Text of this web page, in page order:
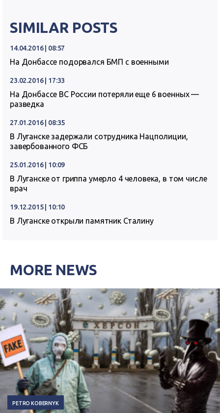
SIMILAR POSTS
14.04.2016 | 08:57
На Донбассе подорвался БМП с военными
23.02.2016 | 17:33
На Донбассе ВС России потеряли еще 6 военных —
разведка
27.01.2016 | 08:35
В Луганске задержали сотрудника Нацполиции,
завербованного ФСБ
25.01.2016 | 10:09
В Луганске от гриппа умерло 4 человека, в том числе
врач
19.12.2015 | 10:10
В Луганске открыли памятник Сталину
MORE NEWS
PETRO KOBERNYK